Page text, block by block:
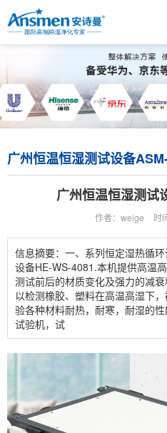
广州恒温恒湿测试设备
广州恒温恒湿测试
作者：weige 时
信息摘要：一、系列恒定湿热循
设备HE-WS-4081.本机提供高温
测试前后的材质变化及强力的减
以检测橡胶、塑料在高温高湿下
验各种材料耐热，耐寒，耐湿的
试验机，试